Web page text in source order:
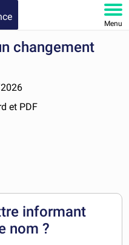
Menu
changement
et PDF
informant
nom ?